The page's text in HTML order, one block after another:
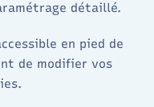
détaillé.​
en pied de
de modifier vos